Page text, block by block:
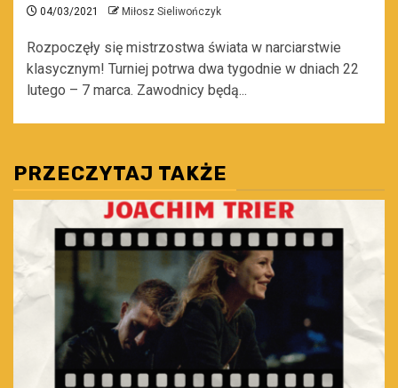
04/03/2021 Miłosz Sieliwończyk
Rozpoczęły się mistrzostwa świata w narciarstwie
klasycznym! Turniej potrwa dwa tygodnie w dniach 22
lutego – 7 marca. Zawodnicy będą...
PRZECZYTAJ TAKŻE